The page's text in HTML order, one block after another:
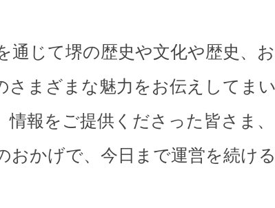
通じて堺の歴史や文化や歴史、
さまざまな魅力をお伝えしてまい
報をご提供くださった皆さま
かげで、今日まで運営を続け